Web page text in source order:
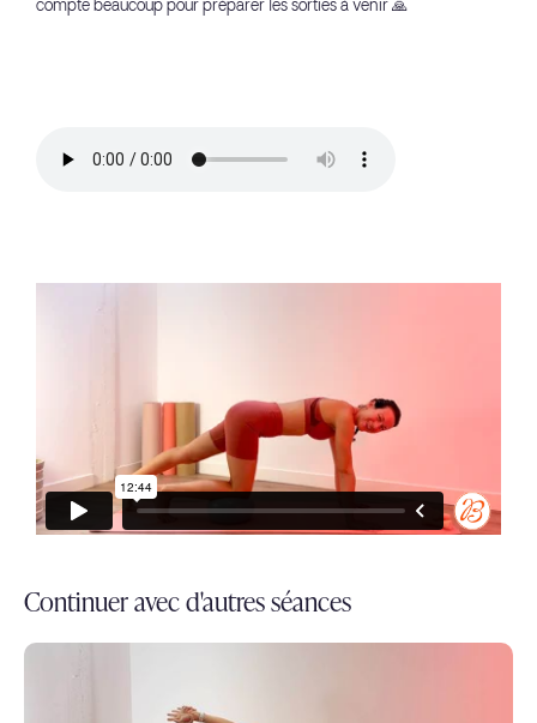
compte beaucoup pour préparer les sorties à venir 🙏
Continuer avec d'autres séances